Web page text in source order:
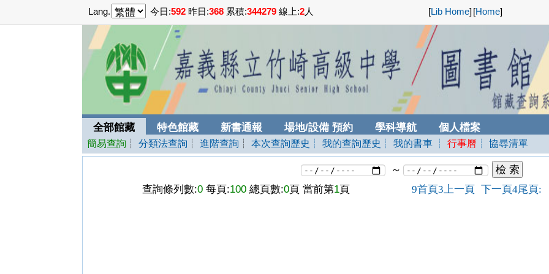
Lang. 今日:592 昨日:368 累積:344279 線上:2人 [Lib Home] [Home]
全部館藏 特色館藏 新書通報 場地/設備 預約 學科導航 個人檔案
簡易查詢 ┊分類法查詢 ┊進階查詢 ┊本次查詢歷史 ┊ 我的查詢歷史 ┊ 我的書車 ┊行事曆 ┊ 協尋清單
～
查詢條列數:0每頁:100總頁數:0頁 當前第1頁 9首頁3上一頁 下一頁4尾頁: